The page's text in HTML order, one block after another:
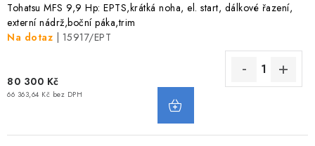
Tohatsu MFS 9,9 Hp: EPTS,krátká noha, el. start, dálkové řazení,
externí nádrž,boční páka,trim
Na dotaz
| 15917/EPT
80 300 Kč
66 363,64 Kč bez DPH